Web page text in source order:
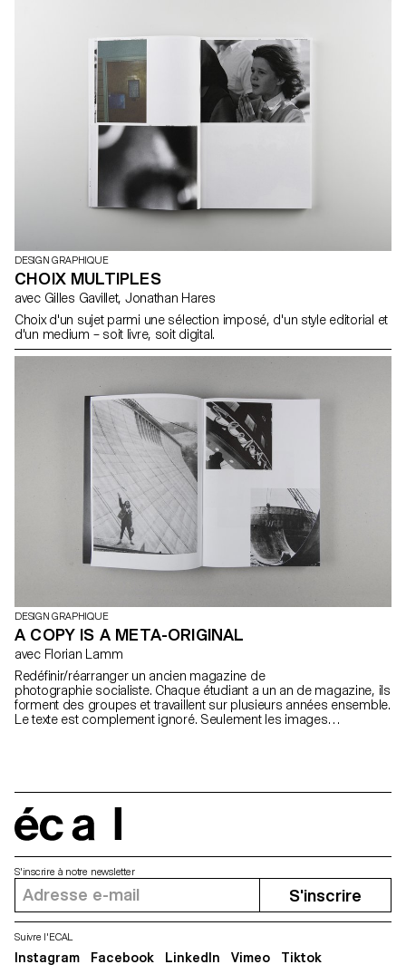
analogiques, tels que la projection, la réflexion, la rotation et la
vibration,provoquant des réactions visuelles.
DESIGN GRAPHIQUE
CHOIX MULTIPLES
avec Gilles Gavillet, Jonathan Hares
Choix d'un sujet parmi une sélection imposé, d'un style editorial et
d'un medium – soit livre, soit digital.
DESIGN GRAPHIQUE
A COPY IS A META-ORIGINAL
avec Florian Lamm
Redéfinir/réarranger un ancien magazine de
photographie socialiste. Chaque étudiant a un an de magazine, ils
forment des groupes et travaillent sur plusieurs années ensemble.
Le texte est complement ignoré. Seulement les images
un magazine agrafé de 40 pages. Ils sont ensuite tous reliés en
un livre.
S'inscrire à notre newsletter
S'inscrire
Suivre l'ECAL
Instagram Facebook LinkedIn Vimeo Tiktok